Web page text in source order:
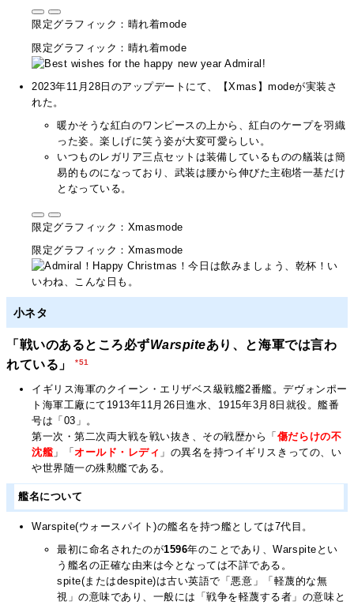
限定グラフィック：晴れ着mode
限定グラフィック：晴れ着mode
2023年11月28日のアップデートにて、【Xmas】modeが実装さ
れた。
暖かそうな紅白のワンピースの上から、紅白のケープを羽織
った姿。楽しげに笑う姿が大変可愛らしい。
いつものレガリア三点セットは装備しているものの艤装は簡
易的ものになっており、武装は腰から伸びた主砲塔一基だけ
となっている。
限定グラフィック：Xmasmode
限定グラフィック：Xmasmode
小ネタ
「戦いのあるところ必ずWarspiteあり、と海軍では言わ
れている」
*51
イギリス海軍のクイーン・エリザベス級戦艦2番艦。デヴォンポー
ト海軍工廠にて1913年11月26日進水、1915年3月8日就役。艦番
号は「03」。
第一次・第二次両大戦を戦い抜き、その戦歴から「 傷だらけの不
沈艦」「オールド・レディ 」の異名を持つイギリスきっての、い
や世界随一の殊勲艦である。
艦名について
Warspite(ウォースパイト)の艦名を持つ艦としては7代目。
最初に命名されたのが1596年のことであり、Warspiteとい
う艦名の正確な由来は今となっては不詳である。
spite(またはdespite)は古い英語で「悪意」「軽蔑的な無
視」の意味であり、一般には「戦争を軽蔑する者」の意味と